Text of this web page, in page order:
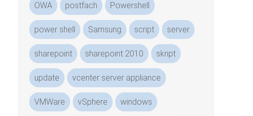
OWA postfach Powershell
power shell Samsung script server
sharepoint sharepoint 2010 skript
update vcenter server appliance
VMWare vSphere windows